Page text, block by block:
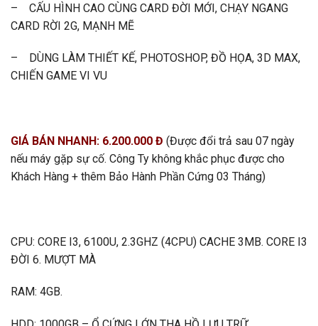
– CẤU HÌNH CAO CÙNG CARD ĐỜI MỚI, CHẠY NGANG
CARD RỜI 2G, MẠNH MẼ
– DÙNG LÀM THIẾT KẾ, PHOTOSHOP, ĐỒ HỌA, 3D MAX,
CHIẾN GAME VI VU
GIÁ BÁN NHANH: 6.200.000 Đ (Được đổi trả sau 07 ngày
nếu máy gặp sự cố. Công Ty không khắc phục được cho
Khách Hàng + thêm Bảo Hành Phần Cứng 03 Tháng)
CPU: CORE I3, 6100U, 2.3GHZ (4CPU) CACHE 3MB. CORE I3
ĐỜI 6. MƯỢT MÀ
RAM: 4GB.